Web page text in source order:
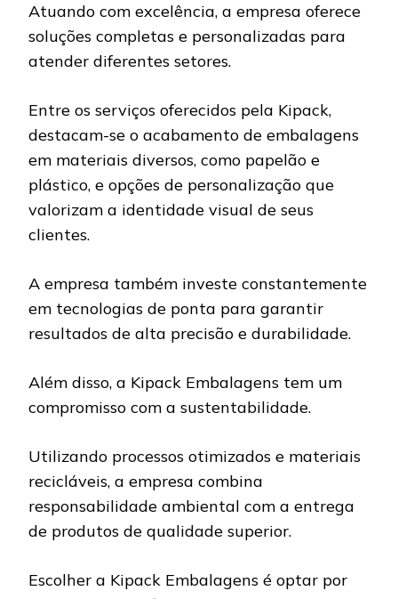
Atuando com excelência, a empresa oferece
soluções completas e personalizadas para
atender diferentes setores.
Entre os serviços oferecidos pela Kipack,
destacam-se o acabamento de embalagens
em materiais diversos, como papelão e
plástico, e opções de personalização que
valorizam a identidade visual de seus
clientes.
A empresa também investe constantemente
em tecnologias de ponta para garantir
resultados de alta precisão e durabilidade.
Além disso, a Kipack Embalagens tem um
compromisso com a sustentabilidade.
Utilizando processos otimizados e materiais
recicláveis, a empresa combina
responsabilidade ambiental com a entrega
de produtos de qualidade superior.
Escolher a Kipack Embalagens é optar por